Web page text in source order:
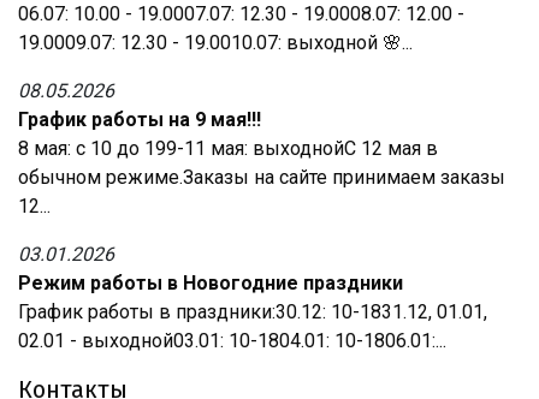
06.07: 10.00 - 19.0007.07: 12.30 - 19.0008.07: 12.00 -
19.0009.07: 12.30 - 19.0010.07: выходной 🌸...
08.05.2026
График работы на 9 мая!!!
8 мая: с 10 до 199-11 мая: выходнойС 12 мая в
обычном режиме.Заказы на сайте принимаем заказы
12...
03.01.2026
Режим работы в Новогодние праздники
График работы в праздники:30.12: 10-1831.12, 01.01,
02.01 - выходной03.01: 10-1804.01: 10-1806.01:...
Контакты